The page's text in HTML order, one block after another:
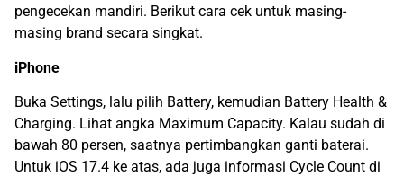
pengecekan mandiri. Berikut cara cek untuk masing-
masing brand secara singkat.
iPhone
Buka Settings, lalu pilih Battery, kemudian Battery Health &
Charging. Lihat angka Maximum Capacity. Kalau sudah di
bawah 80 persen, saatnya pertimbangkan ganti baterai.
Untuk iOS 17.4 ke atas, ada juga informasi Cycle Count di